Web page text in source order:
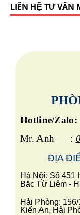
LIÊN HỆ TƯ VẤN
Hotline/Zalo:
Mr. Anh :
ĐỊA
Hà Nội: Số 451
Bắc Từ Liêm -
Hải Phòng:
Kiến An, Hải